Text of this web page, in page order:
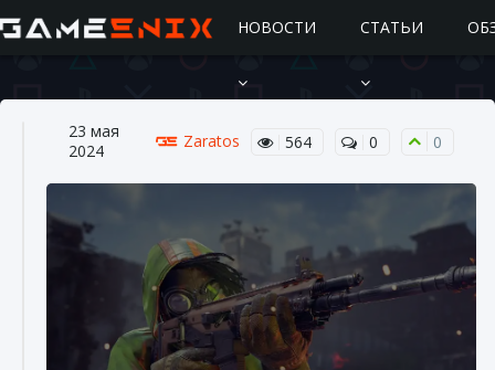
НОВОСТИ СТАТЬИ
Подробное руководство по получению
самоцветов Brawl Stars
23 мая
2024
Zaratos 564 0 0